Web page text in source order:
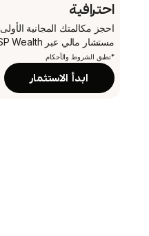
احترافية
احجز مكالمتك المجانية الأولى
مستشار مالي عبر CUSP Wealth
*تطبق الشروط والأحكام
ابدأ الاستثمار